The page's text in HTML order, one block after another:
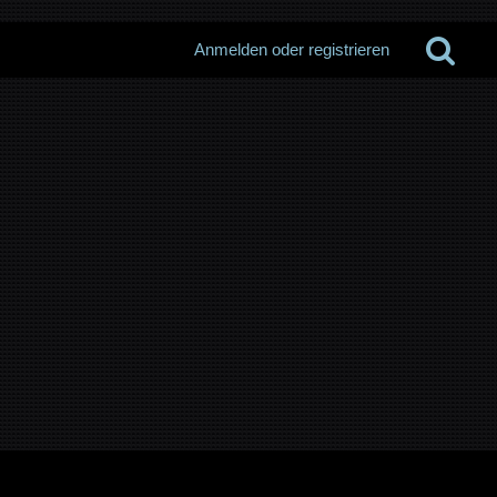
Anmelden oder registrieren